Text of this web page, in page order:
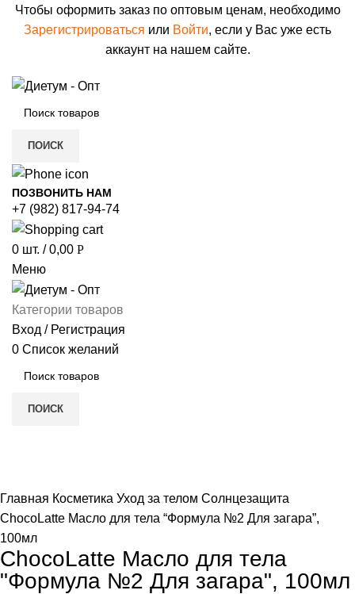
Чтобы оформить заказ по оптовым ценам, необходимо
Зарегистрироваться или Войти, если у Вас уже есть
аккаунт на нашем сайте.
ПОИСК
ПОЗВОНИТЬ НАМ
+7 (982) 817-94-74
0 шт. / 0,00 Р
Меню
Категории товаров
Вход / Регистрация
0 Список желаний
ПОИСК
Главная Косметика Уход за телом Солнцезащита
ChocoLatte Масло для тела “Формула №2 Для загара”,
100мл
ChocoLatte Масло для тела
"Формула №2 Для загара", 100мл